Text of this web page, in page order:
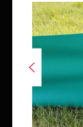
Bildergalerie